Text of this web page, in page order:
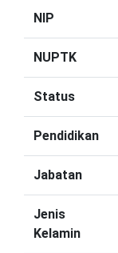
NIP
NUPTK
Status
Pendidikan
Jabatan
Jenis
Kelamin